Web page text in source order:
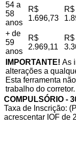
54 a
58
anos
R$
1.696,73
R$
+ de
59
anos
R$
2.969,11
R$
IMPORTANTE! As
alterações a
Esta ferramenta
trabalho do corretor.
COMPULSÓRIO -
Taxa de Inscrição:
acrescentar IOF de